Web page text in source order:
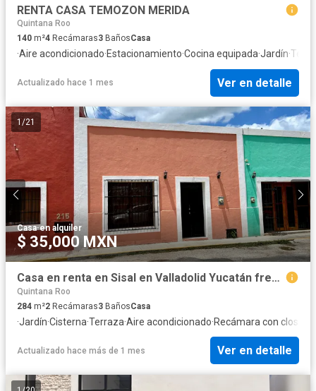
RENTA CASA TEMOZON MERIDA
Quintana Roo
140 m²4 Recámaras3 BañosCasa
·Aire acondicionado·Estacionamiento·Cocina equipada·Jardín·
Actualizado hace 1 mes Ver en detalle
1/21
Casa·en alquiler
$ 35,000 MXN
Casa en renta en Sisal en Valladolid Yucatán frente al exconvento san Bernardino
Quintana Roo
284 m²2 Recámaras3 BañosCasa
·Jardín·Cisterna·Terraza·Aire acondicionado·Recámara con closet
Actualizado hace más de 1 mes Ver en detalle